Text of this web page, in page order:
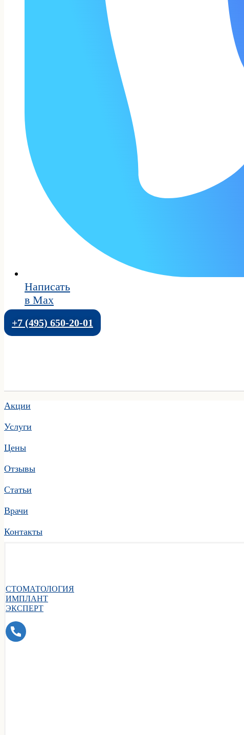
Написать
в Max
+7 (495) 650-20-01
Акции
Услуги
Цены
Отзывы
Статьи
Врачи
Контакты
СТОМАТОЛОГИЯ
ИМПЛАНТ
ЭКСПЕРТ